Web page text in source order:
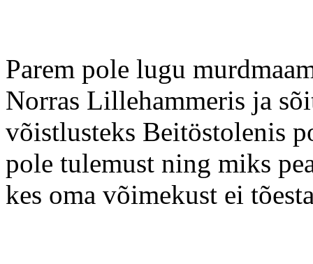
Parem pole lugu
Norras Lillehammeris ja
võistlusteks Beitöstolenis
pole tulemust ning miks
kes oma võimekust ei